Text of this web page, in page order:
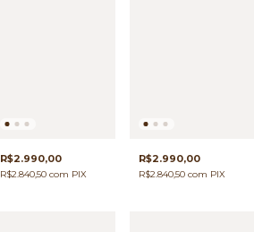
R$2.990,00
R$2.840,50com PIX
R$2.990,00
R$2.840,50 com PIX